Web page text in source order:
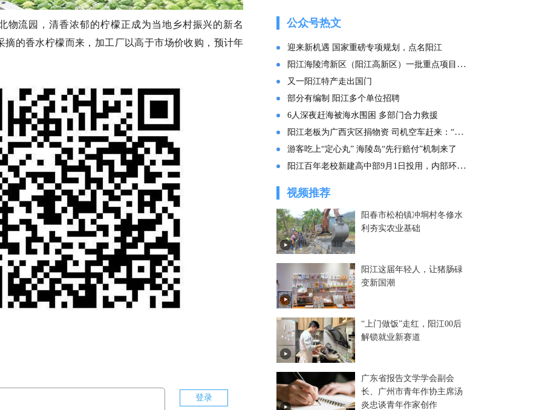
物流园，清香浓郁的柠檬正成为当地乡村振兴的新名
摘的香水柠檬而来，加工厂以高于市场价收购，预计年
登录
公众号热文
迎来新机遇 国家重磅专项规划，点名阳江
阳江海陵湾新区（阳江高新区）一批重点项目集中投产
又一阳江特产走出国门
部分有编制 阳江多个单位招聘
6人深夜赶海被海水围困 多部门合力救援
阳江老板为广西灾区捐物资 司机空车赶来：“免费拉！”
游客吃上“定心丸” 海陵岛“先行赔付”机制来了
阳江百年老校新建高中部9月1日投用，内部环境曝光
视频推荐
阳春市松柏镇冲垌村冬修水
利夯实农业基础
阳江这届年轻人，让猪肠碌
变新国潮
“上门做饭”走红，阳江00后
解锁就业新赛道
广东省报告文学学会副会
长、广州市青年作协主席汤
炎忠谈青年作家创作